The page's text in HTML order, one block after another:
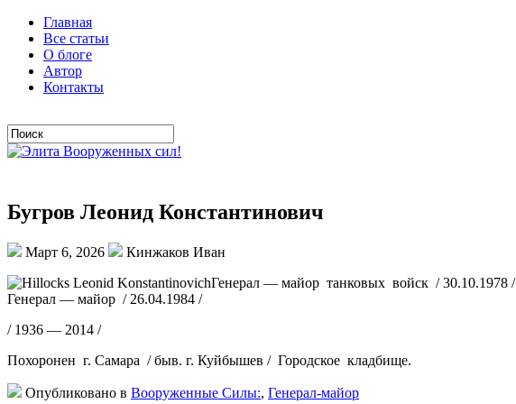
Главная
Все статьи
О блоге
Автор
Контакты
Бугров Леонид Константинович
Март 6, 2026
Кинжаков Иван
Генерал — майор танковых войск / 30.10.1978 /
Генерал — майор / 26.04.1984 /
/ 1936 — 2014 /
Похоронен г. Самара / быв. г. Куйбышев / Городское кладбище.
Опубликовано в Вооруженные Силы:, Генерал-майор